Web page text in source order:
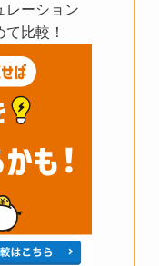
レーション
比較！